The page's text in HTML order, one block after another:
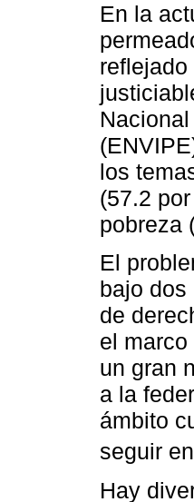
En la
los
(57.2
pobreza
El
bajo dos
de
el
un gran
a la
ámbito
seguir
Hay